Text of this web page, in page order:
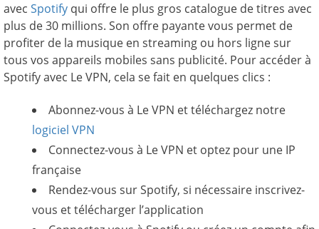
avec Spotify qui offre le plus gros catalogue de titres avec
plus de 30 millions. Son offre payante vous permet de
profiter de la musique en streaming ou hors ligne sur
tous vos appareils mobiles sans publicité. Pour accéder à
Spotify avec Le VPN, cela se fait en quelques clics :
Abonnez-vous à Le VPN et téléchargez notre
logiciel VPN
Connectez-vous à Le VPN et optez pour une IP
française
Rendez-vous sur Spotify, si nécessaire inscrivez-
vous et télécharger l’application